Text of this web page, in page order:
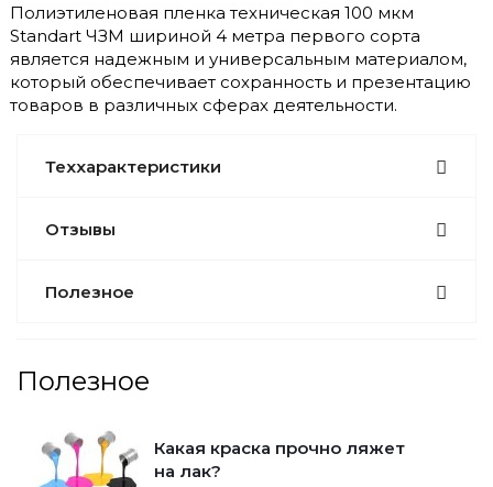
Полиэтиленовая пленка техническая 100 мкм
Standart ЧЗМ шириной 4 метра первого сорта
является надежным и универсальным материалом,
который обеспечивает сохранность и презентацию
товаров в различных сферах деятельности.
Теххарактеристики
Отзывы
Полезное
Полезное
Какая краска прочно ляжет
на лак?